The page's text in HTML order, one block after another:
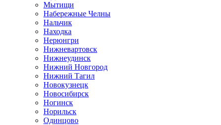
Мытищи
Набережные Челны
Нальчик
Находка
Нерюнгри
Нижневартовск
Нижнеудинск
Нижний Новгород
Нижний Тагил
Новокузнецк
Новосибирск
Ногинск
Норильск
Одинцово